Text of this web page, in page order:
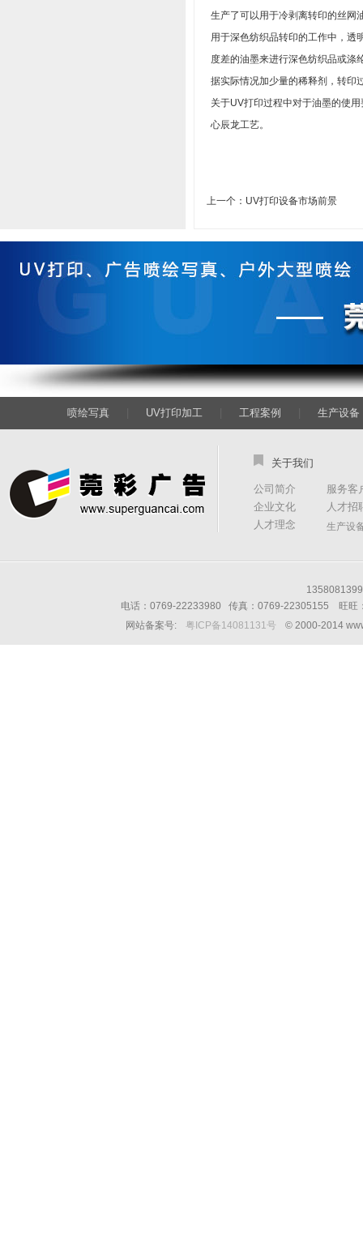
生产了可以用于冷剥离转印的丝网
用于深色纺织品转印的工作中，透
度差的油墨来进行深色纺织品或涤
据实际情况加少量的稀释剂，转印
关于UV打印过程中对于油墨的使
心辰龙工艺。
上一个： UV打印设备市场前景
喷绘写真 UV打印加工 工程案例 生产设备
关于我们
公司简介
服务客
企业文化
人才招
人才理念
生产设
电话：0769-22233980 传真：0769-22305155 旺
网站备案号:
粤ICP备14081131号 © 2000-2014